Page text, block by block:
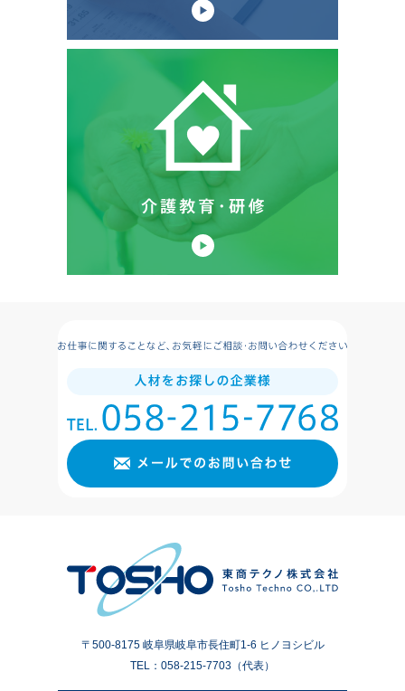
〒500-8175 岐阜県岐阜市長住町1-6 ヒノヨシビル
TEL：058-215-7703（代表）